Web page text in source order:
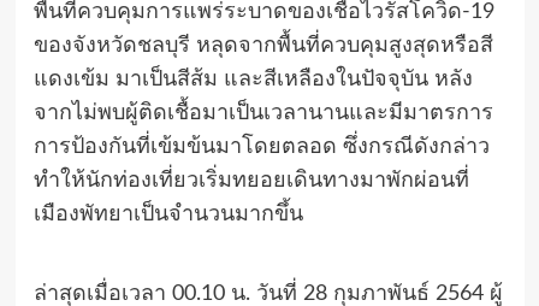
พื้นที่ควบคุมการแพร่ระบาดของเชื้อไวรัสโควิด-19
ของจังหวัดชลบุรี หลุดจากพื้นที่ควบคุมสูงสุดหรือสี
แดงเข้ม มาเป็นสีส้ม และสีเหลืองในปัจจุบัน หลัง
จากไม่พบผู้ติดเชื้อมาเป็นเวลานานและมีมาตรการ
การป้องกันที่เข้มข้นมาโดยตลอด ซึ่งกรณีดังกล่าว
ทำให้นักท่องเที่ยวเริ่มทยอยเดินทางมาพักผ่อนที่
เมืองพัทยาเป็นจำนวนมากขึ้น
ล่าสุดเมื่อเวลา 00.10 น. วันที่ 28 กุมภาพันธ์ 2564 ผู้